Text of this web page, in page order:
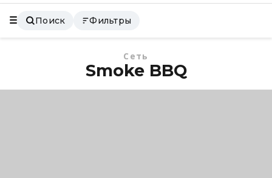
Поиск Фильтры
Сеть
Smoke BBQ